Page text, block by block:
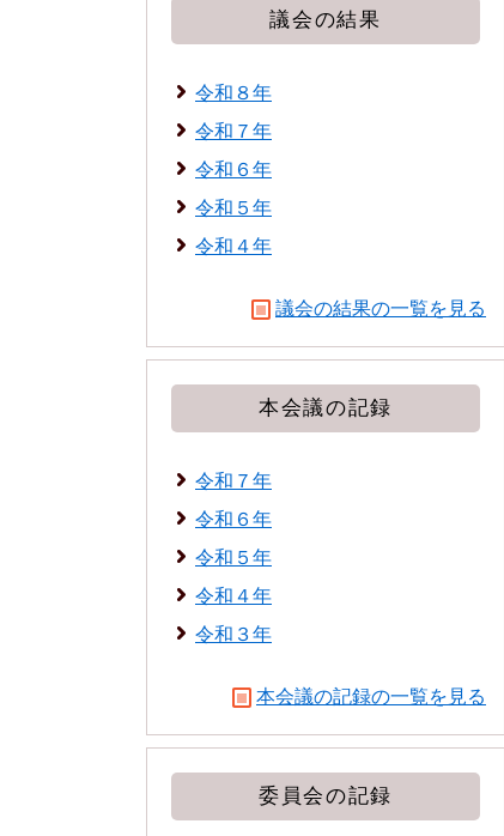
議会の結果
令和８年
令和７年
令和６年
令和５年
令和４年
議会の結果の一覧を見る
本会議の記録
令和７年
令和６年
令和５年
令和４年
令和３年
本会議の記録の一覧を見る
委員会の記録